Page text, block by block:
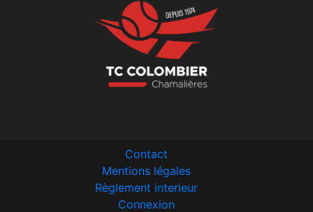
Contact
Mentions légales
Règlement interieur
Connexion